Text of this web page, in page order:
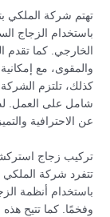
تهتم شركة الملكي
باستخدام الزجاج
الخارجي. كما تقدم
والمقوى، مع إمكانية
كذلك، تلتزم
شامل على العمل.
عن الاحترافية
تركيب زجاج
تتفرد شركة الملكي
باستخدام أنظمة
وفخمًا. كما تتيح